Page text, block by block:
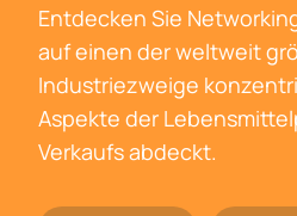
Entdecken Sie
auf einen der weltweit
Industriezweige
Aspekte der
Verkaufs abdeckt.